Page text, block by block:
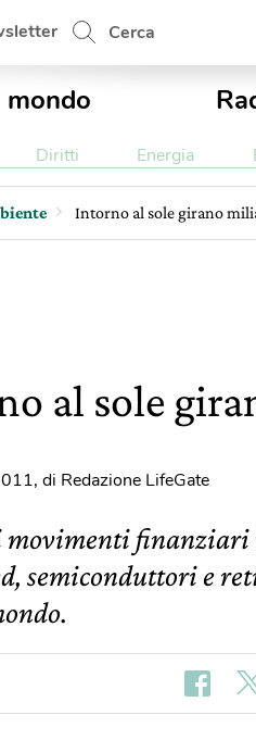
Cerca
mondo
Diritti Energia
Intorno al sole girano
al sole
, di Redazione LifeGate
finanziari
semiconduttori e